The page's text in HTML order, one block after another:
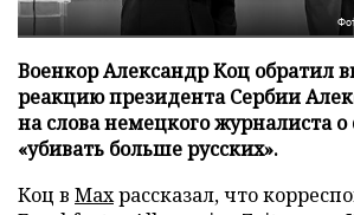
Военкор Александр Коц обратил
реакцию президента Сербии
на слова немецкого журналиста о
«убивать больше русских».
Коц в Махрассказал, что